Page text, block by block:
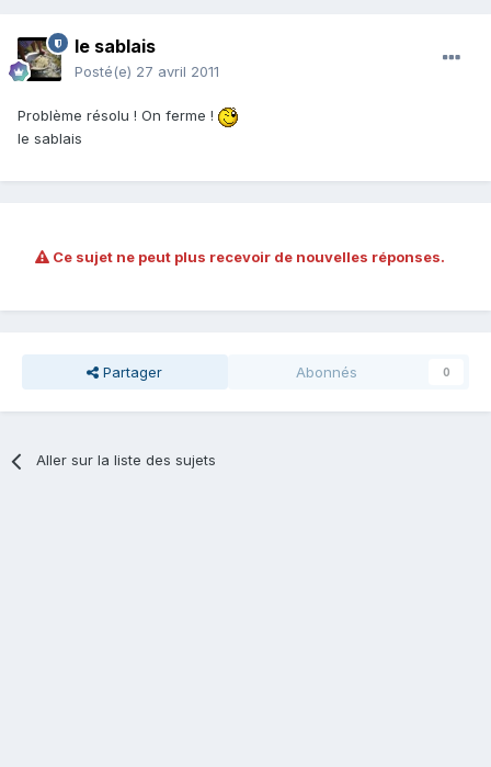
le sablais
Posté(e) 27 avril 2011
Problème résolu ! On ferme !
le sablais
Ce sujet ne peut plus recevoir de nouvelles réponses.
Partager Abonnés 0
Aller sur la liste des sujets